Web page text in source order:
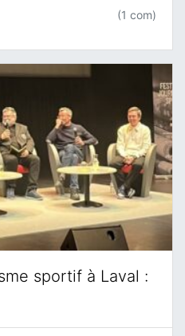
(1 com)
sportif à Laval :